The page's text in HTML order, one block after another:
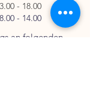
- 18.00
8.00 - 14.00
an folgenden